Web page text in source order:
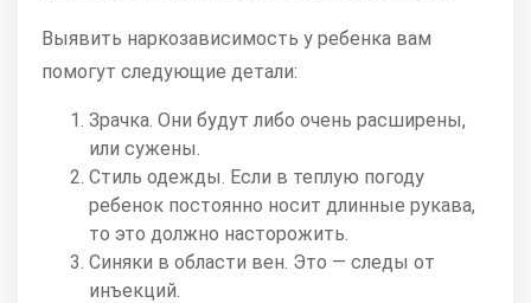
Выявить наркозависимость у ребенка вам
помогут следующие детали:
Зрачка. Они будут либо очень расширены,
или сужены.
Стиль одежды. Если в теплую погоду
ребенок постоянно носит длинные рукава,
то это должно насторожить.
Синяки в области вен. Это — следы от
инъекций.